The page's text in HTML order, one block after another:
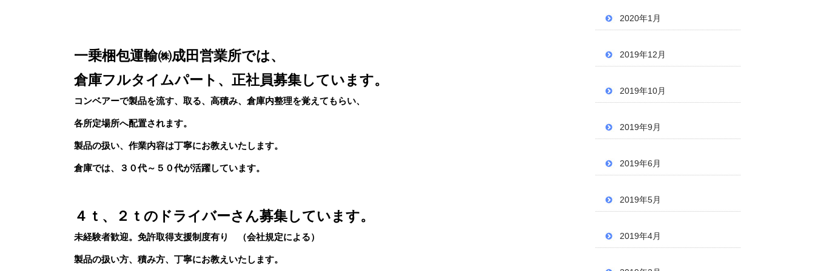
一乗梱包運輸㈱成田営業所では、
倉庫フルタイムパート、正社員募集しています。
コンベアーで製品を流す、取る、高積み、倉庫内整理を覚えてもらい、
各所定場所へ配置されます。
製品の扱い、作業内容は丁寧にお教えいたします。
倉庫では、３０代～５０代が活躍しています。
４ｔ、２ｔのドライバーさん募集しています。
未経験者歓迎。免許取得支援制度有り （会社規定による）
製品の扱い方、積み方、丁寧にお教えいたします。
2020年1月
2019年12月
2019年10月
2019年9月
2019年6月
2019年5月
2019年4月